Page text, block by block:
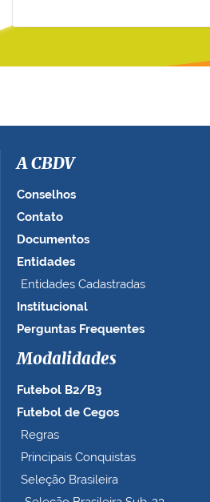
A CBDV
Conselhos
Contato
Documentos
Entidades
Entidades Cadastradas
Institucional
Perguntas Frequentes
Modalidades
Futebol B2/B3
Futebol de Cegos
Regras
Principais Conquistas
Seleção Brasileira